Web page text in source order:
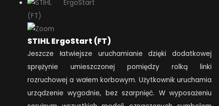
STIHL ErgoStart (FT)
Jeszcze łatwiejsze uruchamianie dzięki dodatkowej
sprężynie umieszczonej pomiędzy rolką linki
rozruchowej a wałem korbowym. Użytkownik uruchamia
urządzenie wygodnie, bez szarpnięć. W wyposażeniu